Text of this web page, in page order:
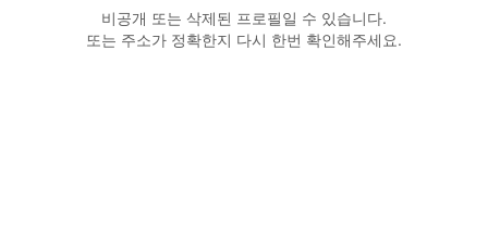
비공개 또는 삭제된 프로필일 수 있습니다.
또는 주소가 정확한지 다시 한번 확인해주세요.